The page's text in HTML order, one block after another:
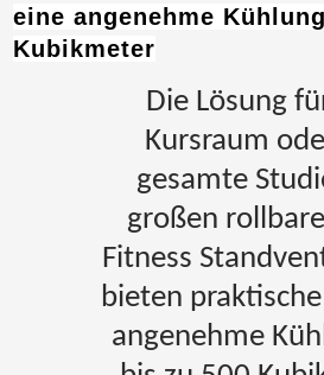
eine angenehme
Kubikmeter
Die Lösung
Kursraum
gesamte
großen
Fitness
bieten
angenehme